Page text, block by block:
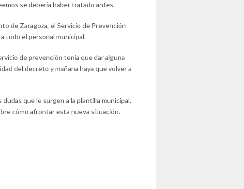
se debería haber tratado antes.
de Zaragoza, el Servicio de Prevención
todo el personal municipal.
de prevención tenía que dar alguna
del decreto y mañana haya que volver a
que le surgen a la plantilla municipal.
cómo afrontar esta nueva situación.